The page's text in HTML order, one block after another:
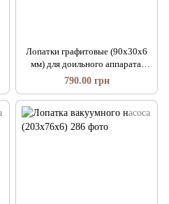
Лопатки графитовые (90х30х6
мм) для доильного аппарата,
комплект - 4 шт
790.00 грн